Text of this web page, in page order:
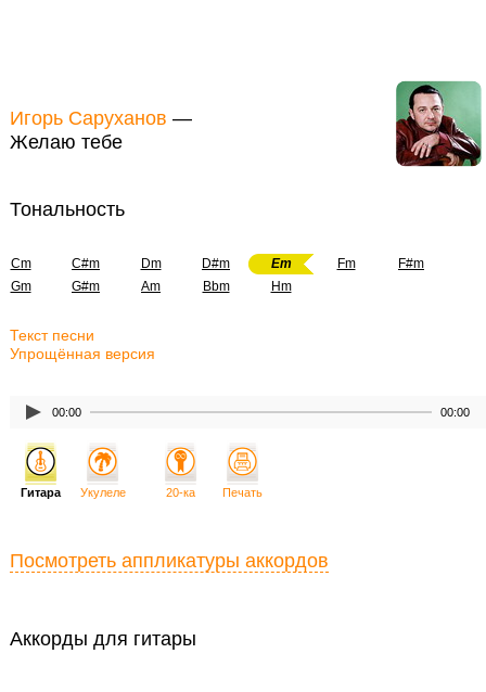
Игорь Саруханов —
Желаю тебе
Тональность
Cm C#m Dm D#m Em Fm
F#m
Gm
G#m Am Bbm Hm
Текст песни
Упрощённая версия
00:00 00:00
Аккорды для гитары
Гитара Укулеле 20-ка Печать
Посмотреть аппликатуры аккордов